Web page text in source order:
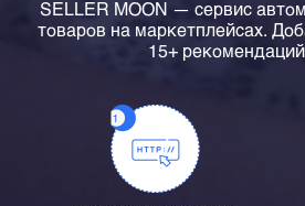
SELLER MOON — сервис
товаров на маркетплейсах.
15+